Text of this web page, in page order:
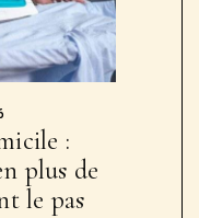
:
plus de
le pas